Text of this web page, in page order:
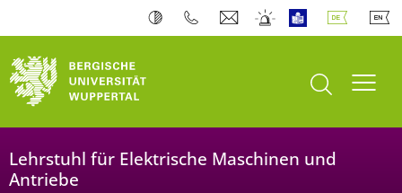
Suche öffnen
Lehrstuhl für Elektrische Maschinen und
Antriebe